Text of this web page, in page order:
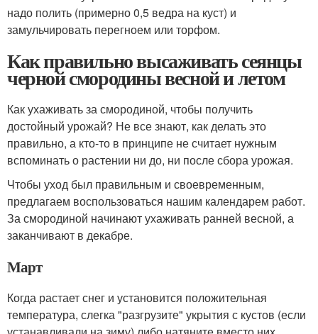
надо полить (примерно 0,5 ведра на куст) и
замульчировать перегноем или торфом.
Как правильно высаживать сеянцы
черной смородины весной и летом
Как ухаживать за смородиной, чтобы получить
достойный урожай? Не все знают, как делать это
правильно, а кто-то в принципе не считает нужным
вспоминать о растении ни до, ни после сбора урожая.
Чтобы уход был правильным и своевременным,
предлагаем воспользоваться нашим календарем работ.
За смородиной начинают ухаживать ранней весной, а
заканчивают в декабре.
Март
Когда растает снег и установится положительная
температура, слегка "разгрузите" укрытия с кустов (если